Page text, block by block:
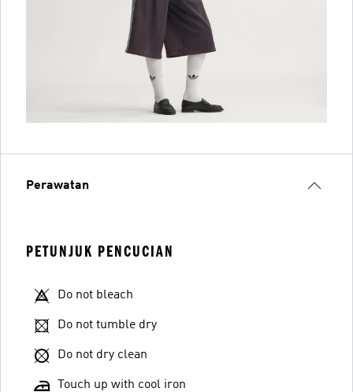
Perawatan
PETUNJUK PENCUCIAN
Do not bleach
Do not tumble dry
Do not dry clean
Touch up with cool iron